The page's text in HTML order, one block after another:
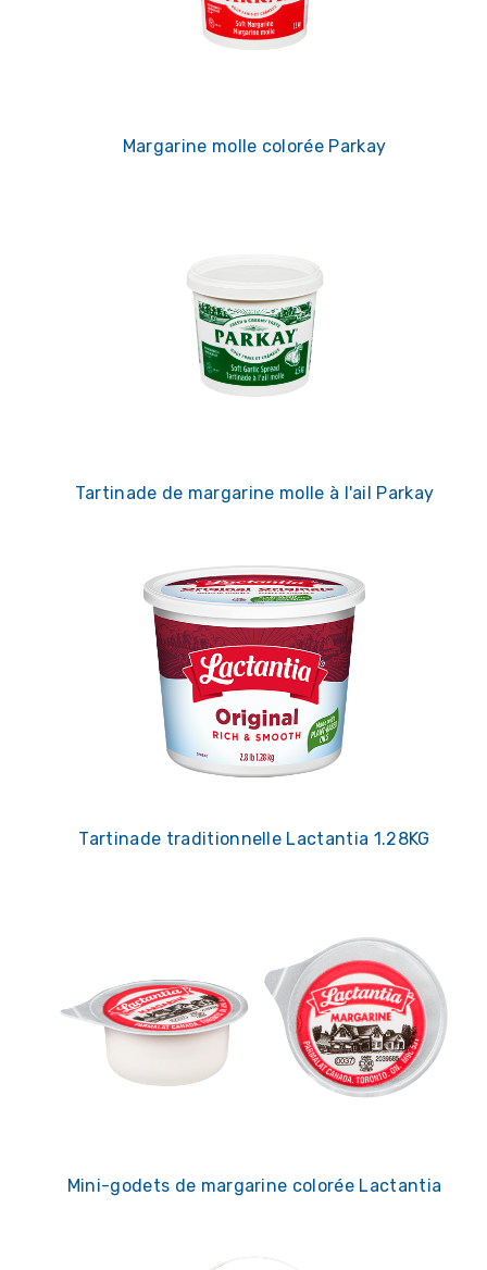
Margarine molle colorée Parkay
Tartinade de margarine molle à l'ail Parkay
Tartinade traditionnelle Lactantia 1.28KG
Mini-godets de margarine colorée Lactantia